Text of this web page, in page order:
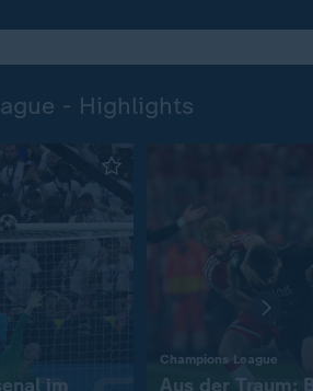
- Highlights
im
Champions League
Aus der Traum: